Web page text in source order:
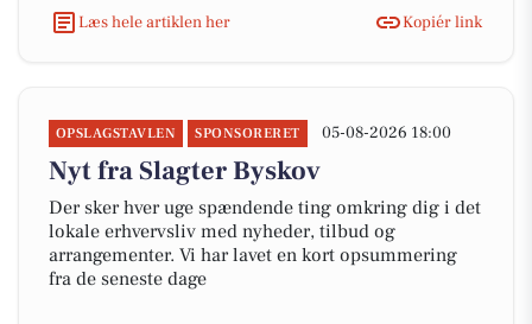
Læs hele artiklen her Kopiér link
OPSLAGSTAVLEN SPONSORERET 05-08-2026 18:00
Nyt fra Slagter Byskov
Der sker hver uge spændende ting omkring dig i det
lokale erhvervsliv med nyheder, tilbud og
arrangementer. Vi har lavet en kort opsummering
fra de seneste dage